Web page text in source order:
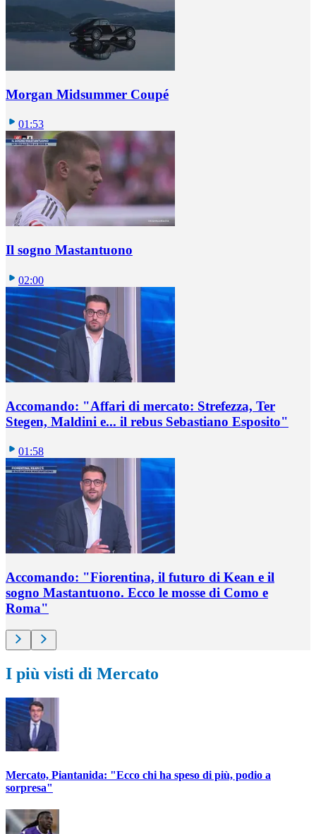
Morgan Midsummer Coupé
01:53
Il sogno Mastantuono
02:00
Accomando: "Affari di mercato: Strefezza, Ter
Stegen, Maldini e... il rebus Sebastiano Esposito"
01:58
Accomando: "Fiorentina, il futuro di Kean e il
sogno Mastantuono. Ecco le mosse di Como e
Roma"
I più visti di Mercato
Mercato, Piantanida: "Ecco chi ha speso di più, podio a
sorpresa"